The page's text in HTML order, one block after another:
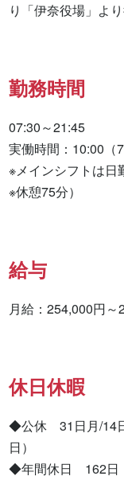
り「伊奈役場」よ
勤務時間
07:30～21:45
実働時間：10:00（
※メインシフトは日
※休憩75分）
給与
月給：254,000円～
休日休暇
◆公休　31日月/14
日）
◆年間休日　162日